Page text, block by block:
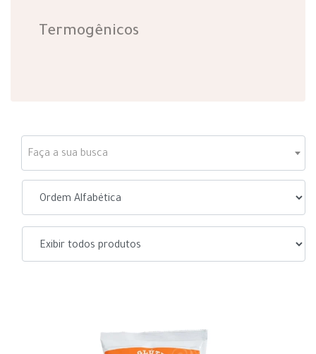
Termogênicos
Faça a sua busca